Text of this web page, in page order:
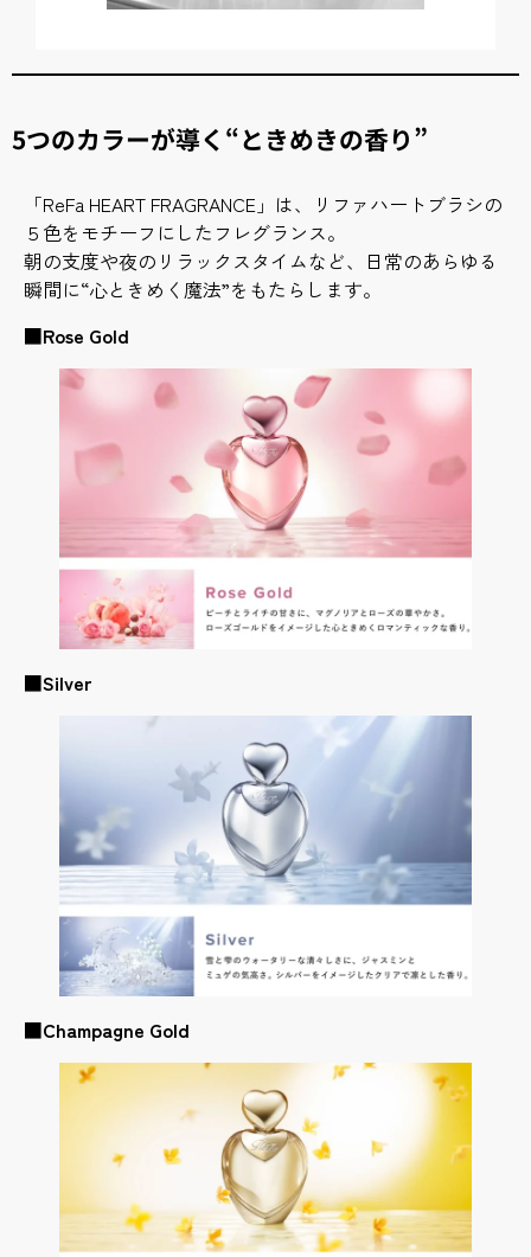
5つのカラーが導く“ときめきの香り”
「ReFa HEART FRAGRANCE」は、リファハートブラシの
５色をモチーフにしたフレグランス。
朝の支度や夜のリラックスタイムなど、日常のあらゆる
瞬間に“心ときめく魔法”をもたらします。
■Rose Gold
■Silver
■Champagne Gold